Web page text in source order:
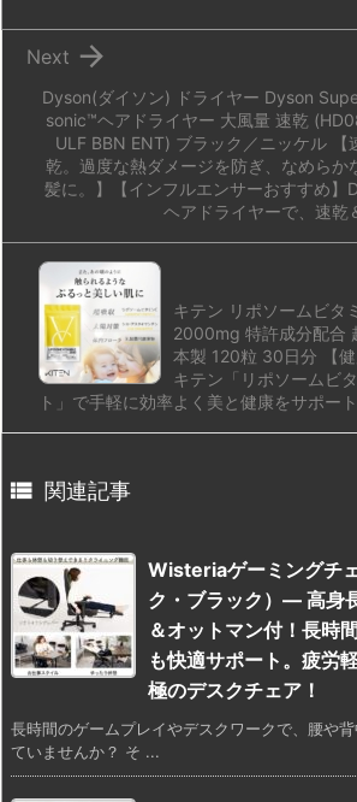
Dyson(ダイソン) ドライヤー Dyson
sonic™ヘアドライヤー 大風量 速乾
ULF BBN ENT) ブラック／ニッケル 【
乾。過度な熱ダメージを防ぎ、なめらか
髪に。】【インフルエンサーおすすめ
ヘアドライヤーで、速乾

Next
キテン リポソームビタ
2000mg 特許成分配合
本製 120粒 30日分 【健
キテン「リポソームビ
ト」で手軽に効率よく美と健康をサポート
 関連記事
Wisteriaゲーミングチ
ク・ブラック）— 高身
＆オットマン付！長時
も快適サポート。疲労
極のデスクチェア！
長時間のゲームプレイやデスクワークで、腰や
ていませんか？ そ ...